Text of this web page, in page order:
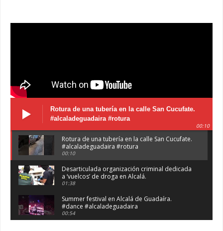
Rotura de una tubería en la calle San Cucufate.
#alcaladeguadaira #rotura
00:10
Rotura de una tubería en la calle San Cucufate.
#alcaladeguadaira #rotura
00:10
Desarticulada organización criminal dedicada
a ‘vuelcos’ de droga en Alcalá.
01:38
Summer festival en Alcalá de Guadaíra.
#dance #alcaladeguadaira
00:54